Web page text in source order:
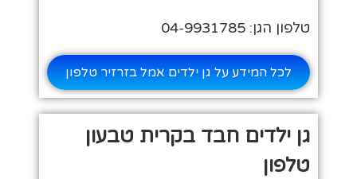
טלפון הגן: 04-9931785
לכל המידע על גן ילדים אמל בזרזיר טלפון
גן ילדים חבד בקרית טבעון
טלפון